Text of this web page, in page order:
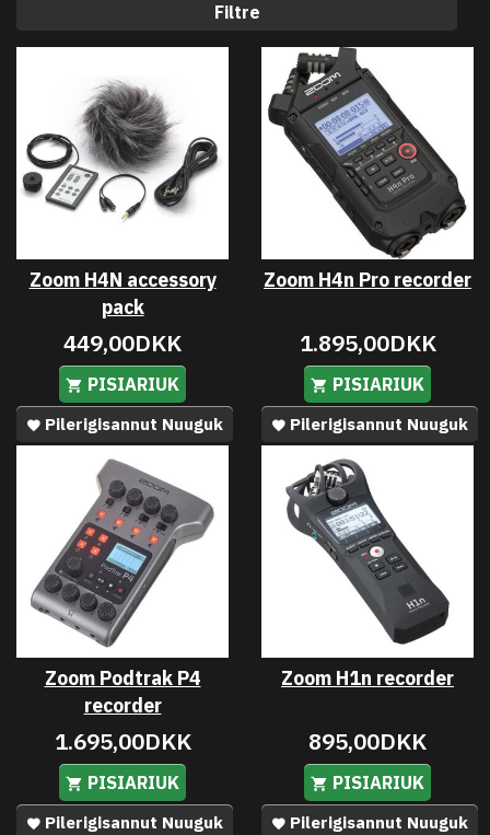
Filtre
Zoom H4N accessory
pack
449,00DKK
PISIARIUK
Pilerigisannut Nuuguk
Zoom H4n Pro recorder
1.895,00DKK
PISIARIUK
Pilerigisannut Nuuguk
Zoom Podtrak P4
recorder
1.695,00DKK
PISIARIUK
Pilerigisannut Nuuguk
Zoom H1n recorder
895,00DKK
PISIARIUK
Pilerigisannut Nuuguk